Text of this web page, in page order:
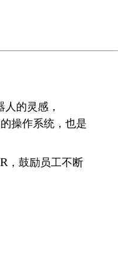
的灵感，
操作系统，也是
，鼓励员工不断